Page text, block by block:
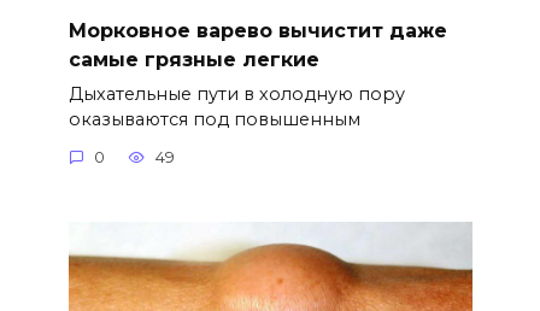
Морковное варево вычистит даже
самые грязные легкие
Дыхательные пути в холодную пору
оказываются под повышенным
0 49